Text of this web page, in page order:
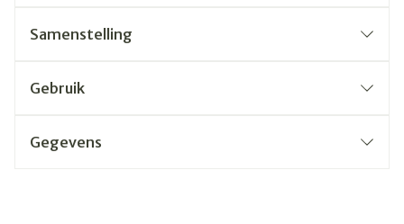
Samenstelling
Gebruik
Gegevens